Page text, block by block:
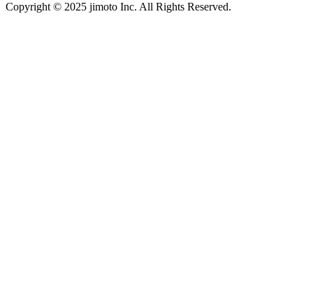
Copyright © 2025 jimoto Inc. All Rights Reserved.